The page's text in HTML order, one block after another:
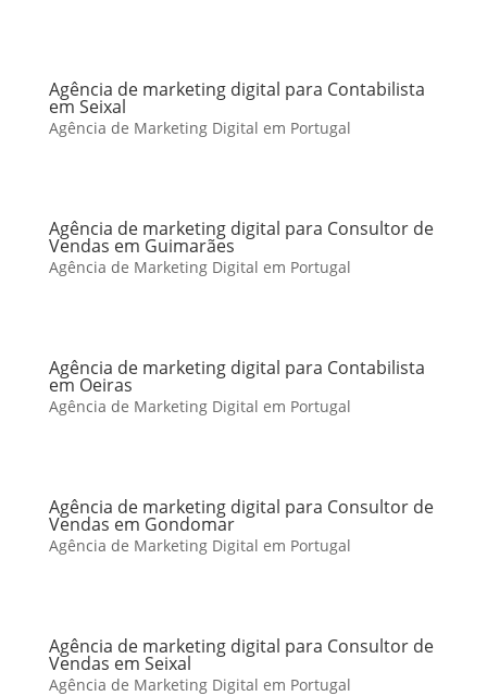
Agência de marketing digital para Contabilista
em Seixal
Agência de Marketing Digital em Portugal
Agência de marketing digital para Consultor de
Vendas em Guimarães
Agência de Marketing Digital em Portugal
Agência de marketing digital para Contabilista
em Oeiras
Agência de Marketing Digital em Portugal
Agência de marketing digital para Consultor de
Vendas em Gondomar
Agência de Marketing Digital em Portugal
Agência de marketing digital para Consultor de
Vendas em Seixal
Agência de Marketing Digital em Portugal